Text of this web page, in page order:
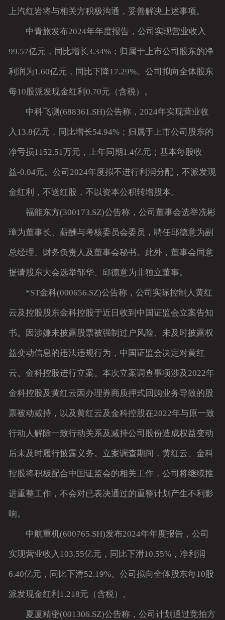
上汽红岩将与相关方积极沟通，妥善解决上述事项。
中青旅发布2024年年度报告，公司实现营业收入
99.57亿元，同比增长3.34%；归属于上市公司股东的净
利润为1.60亿元，同比下降17.29%。公司拟向全体股东
每10股派发现金红利0.70元（含税）。
中科飞测(688361.SH)公告称，2024年实现营业收
入13.8亿元，同比增长54.94%；归属于上市公司股东的
净亏损1152.51万元，上年同期1.4亿元；基本每股收
益-0.04元。公司2024年度拟不进行利润分配，不派发现
金红利，不送红股，不以资本公积转增股本。
福能东方(300173.SZ)公告称，公司董事会选举冼彬
璋为董事长、薪酬与考核委员会委员，聘任邱德意为副
总经理、财务负责人及董事会秘书。此外，董事会同意
提请股东大会选举邹华、邱德意为非独立董事。
*ST金科(000656.SZ)公告称，公司实际控制人黄红
云及控股股东金科控股于近日收到中国证监会立案告知
书。因涉嫌未披露股票被强制过户风险、未及时披露权
益变动信息的违法违规行为，中国证监会决定对黄红
云、金科控股进行立案。本次立案调查事项涉及2022年
金科控股及黄红云因办理券商质押式回购业务导致的股
票被动减持，以及黄红云及金科控股在2022年与原一致
行动人解除一致行动关系及减持公司股份造成权益变动
后未及时履行披露义务。立案调查期间，黄红云、金科
控股将积极配合中国证监会的相关工作，公司将继续推
进重整工作，不会对已表决通过的重整计划产生不利影
响。
中航重机(600765.SH)发布2024年年度报告，公司
实现营业收入103.55亿元，同比下滑10.55%，净利润
6.40亿元，同比下滑52.19%。公司拟向全体股东每10股
派发现金红利1.218元（含税）。
夏厦精密(001306.SZ)公告称，公司计划通过竞拍方